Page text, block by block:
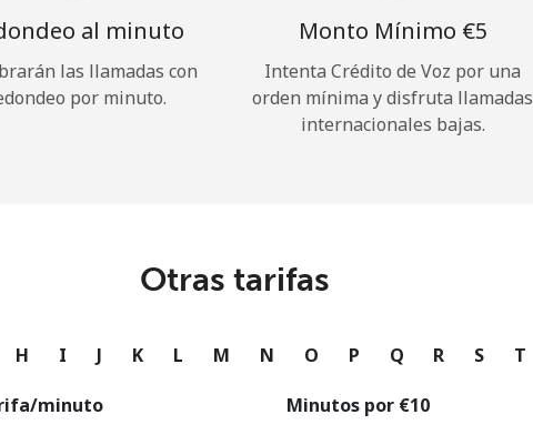
Continuar con
al minuto
las llamadas con
por minuto.
Monto Mínimo ⁦€5⁩
Intenta Crédito de Voz por una
orden mínima y disfruta llamadas
internacionales bajas.
Otras tarifas
H I J K L M N O P Q R S T
minuto Minutos por ⁦€10⁩